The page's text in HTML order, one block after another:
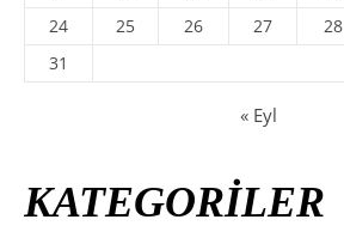
24
25 26 27 28
31
« Eyl
KATEGORİLER